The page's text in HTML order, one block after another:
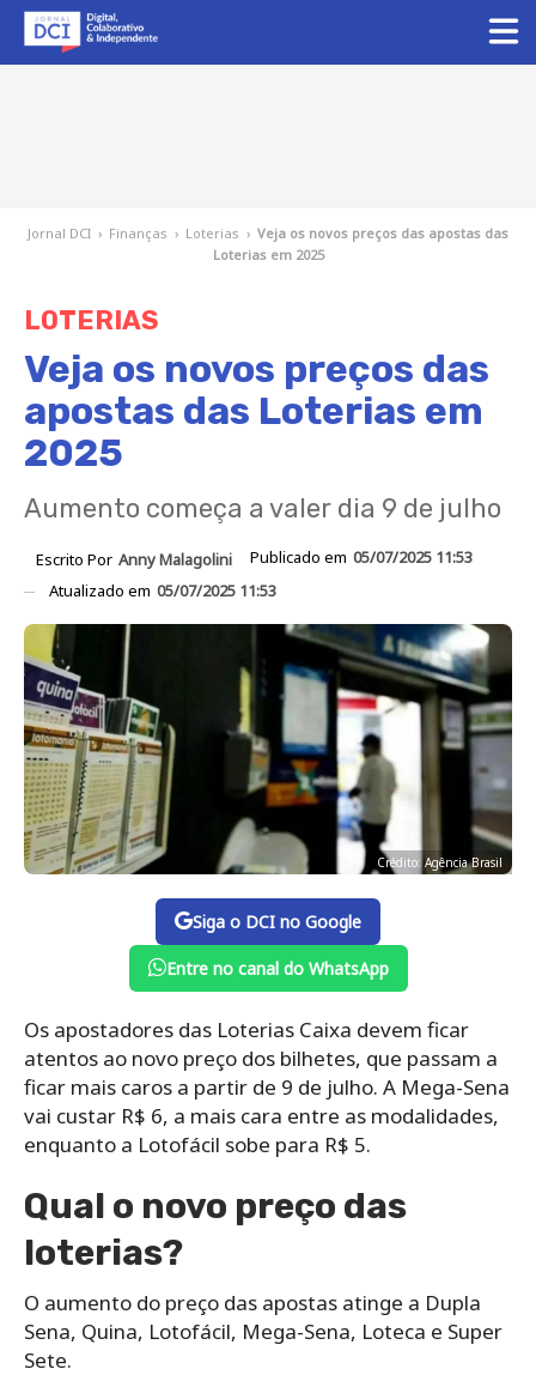
Jornal DCI › Finanças › Loterias › Veja os novos preços das apostas das
Loterias em 2025
LOTERIAS
Veja os novos preços das
apostas das Loterias em
2025
Aumento começa a valer dia 9 de julho
Escrito Por Anny Malagolini Publicado em 05/07/2025 11:53
Atualizado em 05/07/2025 11:53
Crédito: Agência Brasil
Siga o DCI no Google
Entre no canal do WhatsApp
Os apostadores das Loterias Caixa devem ficar
atentos ao novo preço dos bilhetes, que passam a
ficar mais caros a partir de 9 de julho. A Mega-Sena
vai custar R$ 6, a mais cara entre as modalidades,
enquanto a Lotofácil sobe para R$ 5.
Qual o novo preço das
loterias?
O aumento do preço das apostas atinge a Dupla
Sena, Quina, Lotofácil, Mega-Sena, Loteca e Super
Sete.